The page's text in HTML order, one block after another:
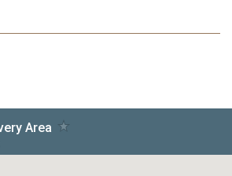
στη
Επιθυμιών